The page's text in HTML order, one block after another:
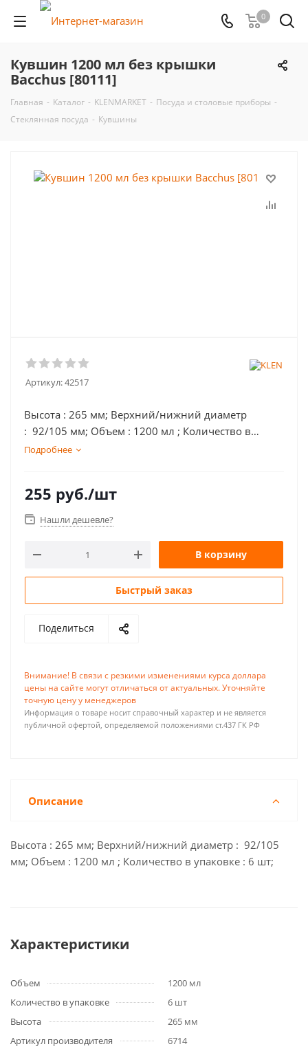
0
Кувшин 1200 мл без крышки
Bacchus [80111]
Главная - Каталог - KLENMARKET - Посуда и столовые приборы -
Стеклянная посуда - Кувшины
Артикул:42517
Высота : 265 мм; Верхний/нижний диаметр
: 92/105 мм; Объем : 1200 мл ; Количество в
упаковке : 6 шт;
Подробнее
255 руб./шт
Нашли дешевле?
В корзину
Быстрый заказ
Поделиться
Внимание! В связи с резкими изменениями курса доллара
цены на сайте могут отличаться от актуальных. Уточняйте
точную цену у менеджеров
Информация о товаре носит справочный характер и не является
публичной офертой, определяемой положениями ст.437 ГК РФ
Описание
Высота : 265 мм; Верхний/нижний диаметр : 92/105
мм; Объем : 1200 мл ; Количество в упаковке : 6 шт;
Характеристики
Объем
1200 мл
Количество в упаковке
6 шт
Высота
265 мм
Артикул производителя
6714